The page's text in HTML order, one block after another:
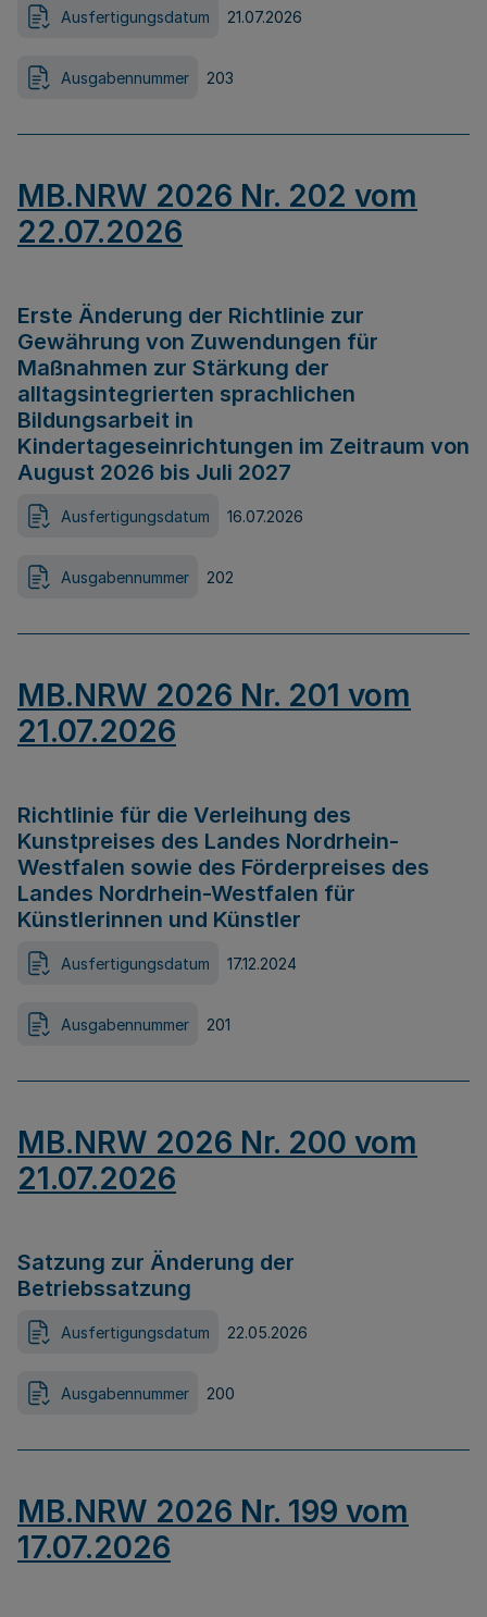
Ausfertigungsdatum 21.07.2026
Ausgabennummer 203
MB.NRW 2026 Nr. 202 vom
22.07.2026
Erste Änderung der Richtlinie zur
Gewährung von Zuwendungen für
Maßnahmen zur Stärkung der
alltagsintegrierten sprachlichen
Bildungsarbeit in
Kindertageseinrichtungen im Zeitraum von
August 2026 bis Juli 2027
Ausfertigungsdatum 16.07.2026
Ausgabennummer 202
MB.NRW 2026 Nr. 201 vom
21.07.2026
Richtlinie für die Verleihung des
Kunstpreises des Landes Nordrhein-
Westfalen sowie des Förderpreises des
Landes Nordrhein-Westfalen für
Künstlerinnen und Künstler
Ausfertigungsdatum 17.12.2024
Ausgabennummer 201
MB.NRW 2026 Nr. 200 vom
21.07.2026
Satzung zur Änderung der
Betriebssatzung
Ausfertigungsdatum 22.05.2026
Ausgabennummer 200
MB.NRW 2026 Nr. 199 vom
17.07.2026